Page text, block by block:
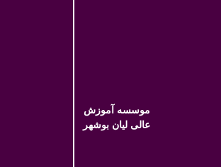
موسسه آموزش
عالی لیان بوشهر